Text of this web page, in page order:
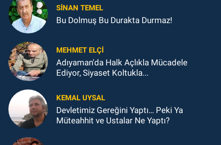
SINAN TEMEL
Bu Dolmuş Bu Durakta Durmaz!
MEHMET ELÇI
Adıyaman'da Halk Açlıkla Mücadele
Ediyor, Siyaset Koltukla...
KEMAL UYSAL
Devletimiz Gereğini Yaptı… Peki Ya
Müteahhit ve Ustalar Ne Yaptı?